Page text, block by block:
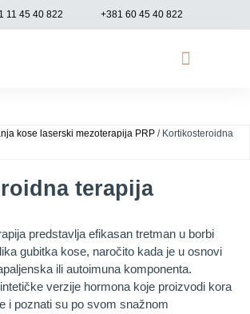
11 45 40 822 +381 60 45 40 822
kose laserski mezoterapija PRP / Kortikosteroidna
terapija
predstavlja efikasan tretman u borbi
gubitka kose, naročito kada je u osnovi
ili autoimuna komponenta.
verzije hormona koje proizvodi kora
i poznati su po svom snažnom